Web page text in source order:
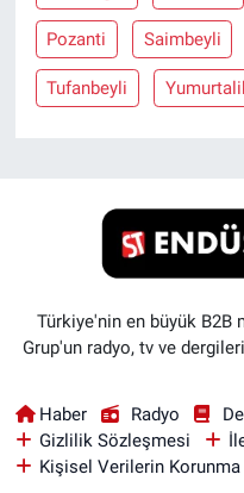
Pozanti Saimbeyli
Tufanbeyli
Türkiye'nin en büyük B2B
Grup'un radyo, tv ve
Haber Radyo
Gizlilik Sözleşmesi
Kişisel Verilerin Korunma